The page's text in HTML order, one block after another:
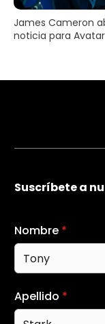
James Cameron
noticia para Avatar
Suscríbete a
Nombre *
Apellido *